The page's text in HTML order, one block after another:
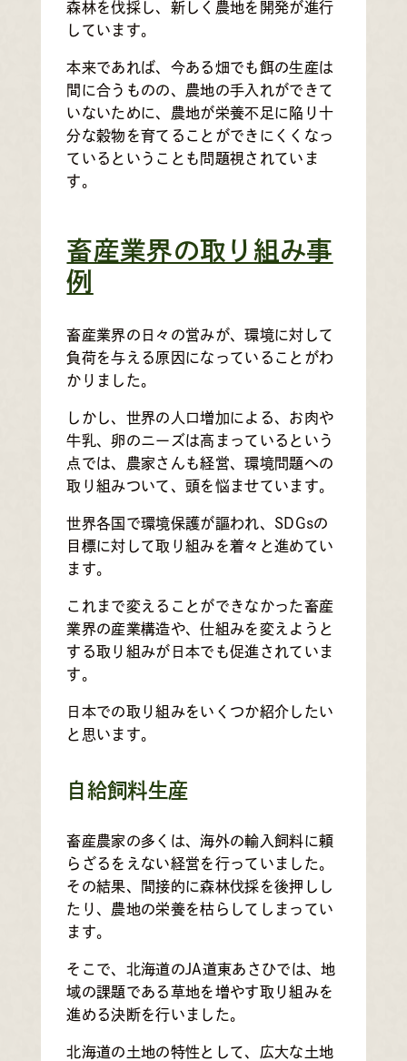
森林を伐採し、新しく農地を開発が進行
しています。
本来であれば、今ある畑でも餌の生産は
間に合うものの、農地の手入れができて
いないために、農地が栄養不足に陥り十
分な穀物を育てることができにくくなっ
ているということも問題視されていま
す。
畜産業界の取り組み事
例
畜産業界の日々の営みが、環境に対して
負荷を与える原因になっていることがわ
かりました。
しかし、世界の人口増加による、お肉や
牛乳、卵のニーズは高まっているという
点では、農家さんも経営、環境問題への
取り組みついて、頭を悩ませています。
世界各国で環境保護が謳われ、SDGsの
目標に対して取り組みを着々と進めてい
ます。
これまで変えることができなかった畜産
業界の産業構造や、仕組みを変えようと
する取り組みが日本でも促進されていま
す。
日本での取り組みをいくつか紹介したい
と思います。
自給飼料生産
畜産農家の多くは、海外の輸入飼料に頼
らざるをえない経営を行っていました。
その結果、間接的に森林伐採を後押しし
たり、農地の栄養を枯らしてしまってい
ます。
そこで、北海道のJA道東あさひでは、地
域の課題である草地を増やす取り組みを
進める決断を行いました。
北海道の土地の特性として、広大な土地